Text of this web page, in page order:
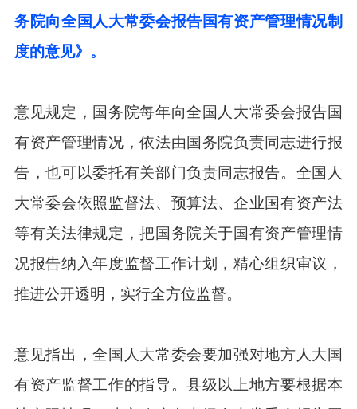
务院向全国人大常委会报告国有资产管理情况制
度的意见》。
意见规定，国务院每年向全国人大常委会报告国
有资产管理情况，依法由国务院负责同志进行报
告，也可以委托有关部门负责同志报告。全国人
大常委会依照监督法、预算法、企业国有资产法
等有关法律规定，把国务院关于国有资产管理情
况报告纳入年度监督工作计划，精心组织审议，
推进公开透明，实行全方位监督。
意见指出，全国人大常委会要加强对地方人大国
有资产监督工作的指导。县级以上地方要根据本